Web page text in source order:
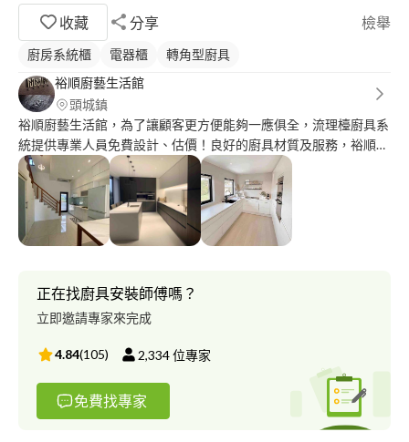
收藏
分享 檢舉
廚房系統櫃 電器櫃
轉角型廚具
裕順廚藝生活館
頭城鎮
裕順廚藝生活館，為了讓顧客更方便能夠一應俱全，流理檯廚具系
統提供專業人員免費設計、估價！良好的廚具材質及服務，裕順是
您最信任的居家守護者！ 我們的瓦斯質純量足，信譽第一！在頭
城地區累計了許多好口碑，我們專精於瓦斯、熱水器、瓦斯爐，在
所有細節裡都能讓客戶感受到我們的用心，我們注重客戶的需求、
滿意度以及品質，任何大大小小瓦斯、熱水器、瓦斯爐的問題都是
我們能為您解決的事，只有好口碑、好品質的服務，才能得到每位
正在找廚具安裝師傅嗎？
立即邀請專家來完成
4.84(105) 2,334位專家
免費找專家